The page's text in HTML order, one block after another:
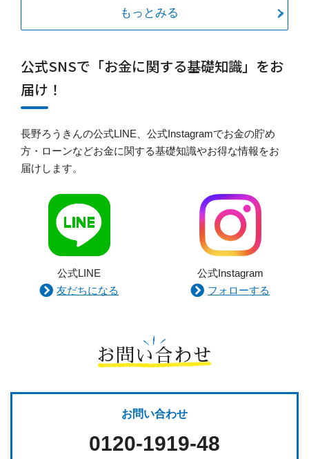
もっとみる
公式SNSで「お金に関する基礎知識」をお
届け！
長野ろうきんの公式LINE、公式Instagramでお金の貯め
方・ローンなどお金に関する基礎知識やお得な情報をお
届けします。
公式LINE
友だちになる
公式Instagram
フォローする
お問い合わせ
お問い合わせ
0120-1919-48